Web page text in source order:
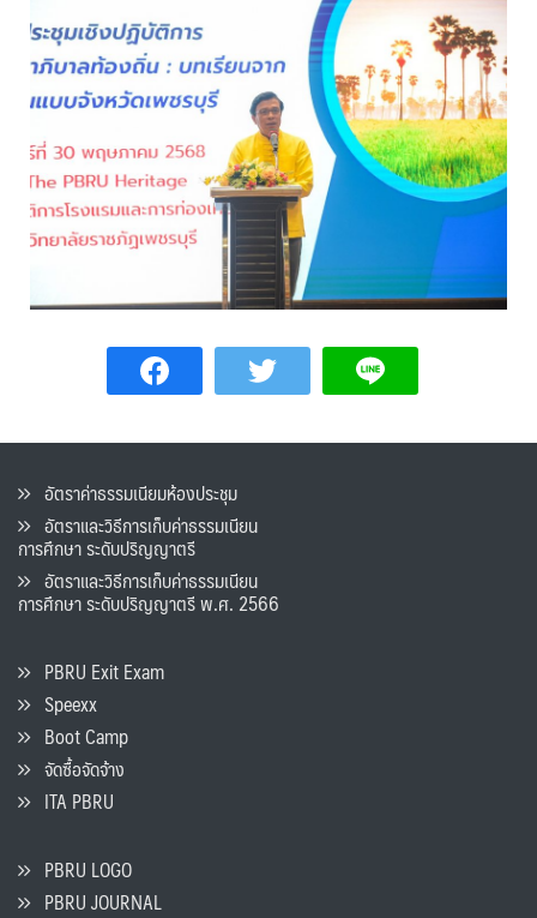
อัตราค่าธรรมเนียมห้องประชุม
อัตราและวิธีการเก็บค่าธรรมเนียน
การศึกษา ระดับปริญญาตรี
อัตราและวิธีการเก็บค่าธรรมเนียน
การศึกษา ระดับปริญญาตรี พ.ศ. 2566
PBRU Exit Exam
Speexx
Boot Camp
จัดซื้อจัดจ้าง
ITA PBRU
PBRU LOGO
PBRU JOURNAL